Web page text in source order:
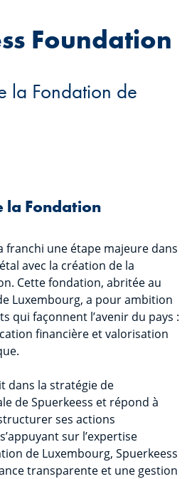
Foundation
la Fondation de
la Fondation
franchi une étape majeure dans
avec la création de la
Cette fondation, abritée au
Luxembourg, a pour ambition
qui façonnent l’avenir du pays :
financière et valorisation
dans la stratégie de
de Spuerkeess et répond à
ses actions
sur l’expertise
de Luxembourg, Spuerkeess
transparente et une gestion